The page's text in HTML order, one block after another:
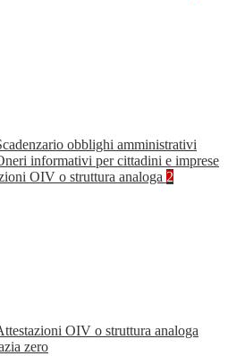
obblighi amministrativi
informativi per cittadini e imprese
OIV o struttura analoga 2
OIV o struttura analoga
zero